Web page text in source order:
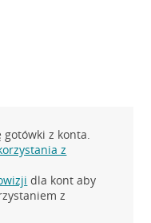
gotówki z konta.
z
dla kont aby
z